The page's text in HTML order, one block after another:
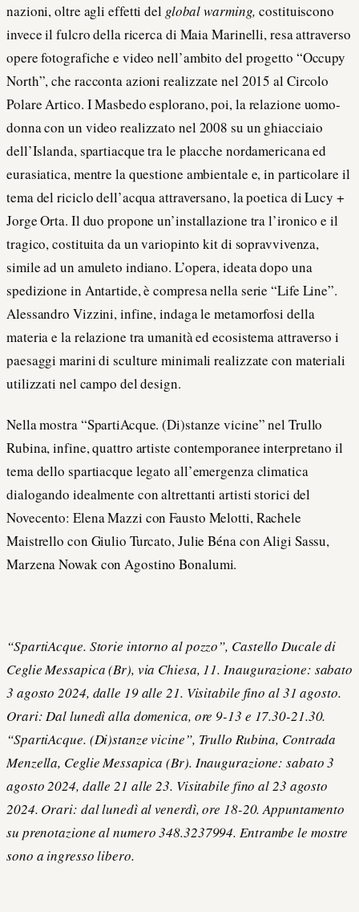
nazioni, oltre agli effetti del global warming, costituiscono
invece il fulcro della ricerca di Maia Marinelli, resa attraverso
opere fotografiche e video nell’ambito del progetto “Occupy
North”, che racconta azioni realizzate nel 2015 al Circolo
Polare Artico. I Masbedo esplorano, poi, la relazione uomo-
donna con un video realizzato nel 2008 su un ghiacciaio
dell’Islanda, spartiacque tra le placche nordamericana ed
eurasiatica, mentre la questione ambientale e, in particolare il
tema del riciclo dell’acqua attraversano, la poetica di Lucy +
Jorge Orta. Il duo propone un’installazione tra l’ironico e il
tragico, costituita da un variopinto kit di sopravvivenza,
simile ad un amuleto indiano. L’opera, ideata dopo una
spedizione in Antartide, è compresa nella serie “Life Line”.
Alessandro Vizzini, infine, indaga le metamorfosi della
materia e la relazione tra umanità ed ecosistema attraverso i
paesaggi marini di sculture minimali realizzate con materiali
utilizzati nel campo del design.
Nella mostra “SpartiAcque. (Di)stanze vicine” nel Trullo
Rubina, infine, quattro artiste contemporanee interpretano il
tema dello spartiacque legato all’emergenza climatica
dialogando idealmente con altrettanti artisti storici del
Novecento: Elena Mazzi con Fausto Melotti, Rachele
Maistrello con Giulio Turcato, Julie Béna con Aligi Sassu,
Marzena Nowak con Agostino Bonalumi.
“SpartiAcque. Storie intorno al pozzo”, Castello Ducale di
Ceglie Messapica (Br), via Chiesa, 11.Inaugurazione: sabato
3 agosto 2024, dalle 19 alle 21. Visitabile fino al 31 agosto.
Orari: Dal lunedì alla domenica, ore 9-13 e 17.30-21.30.
“SpartiAcque. (Di)stanze vicine”, Trullo Rubina, Contrada
Menzella, Ceglie Messapica (Br). Inaugurazione: sabato 3
agosto 2024, dalle 21 alle 23. Visitabile fino al 23 agosto
2024. Orari: dal lunedì al venerdì, ore 18-20. Appuntamento
su prenotazione al numero 348.3237994. Entrambe le mostre
sono a ingresso libero.